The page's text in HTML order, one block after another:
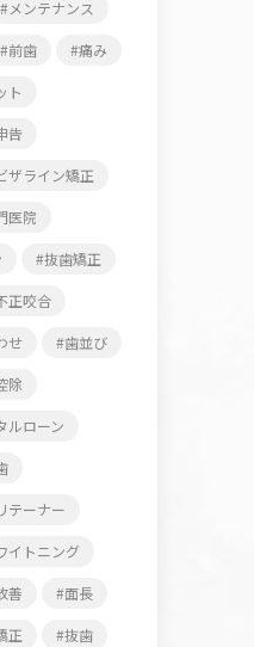
メンテナンス
前歯 痛み
ト
告
ザライン矯正
医院
抜歯矯正
正咬合
せ 歯並び
除
ルローン
テーナー
イトニング
善 面長
正 抜歯